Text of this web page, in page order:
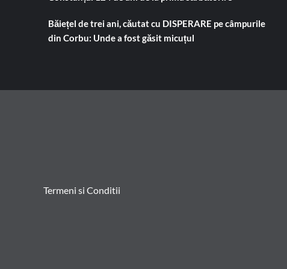
Băiețel de trei ani, căutat cu DISPERARE pe câmpurile
din Corbu: Unde a fost găsit micuțul
Termeni si Conditii